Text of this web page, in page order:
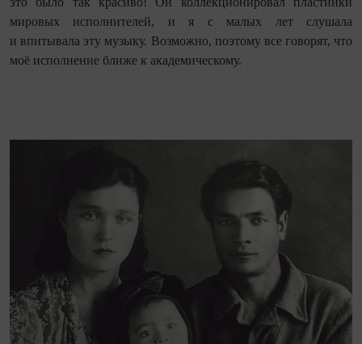
мировых исполнителей, и я с малых лет слушала
и впитывала эту музыку. Возможно, поэтому все говорят, что
моё исполнение ближе к академическому.